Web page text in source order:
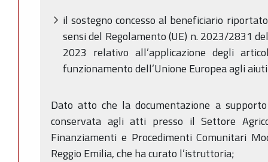
il sostegno concesso al beneficiario
sensi del Regolamento (UE) n. 2023/2831
2023 relativo all’applicazione degli
funzionamento dell’Unione Europea agli
Dato atto che la documentazione a
conservata agli atti presso il Settore
Finanziamenti e Procedimenti Comunitari
Reggio Emilia, che ha curato l’istruttoria;